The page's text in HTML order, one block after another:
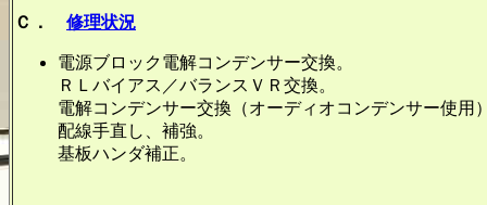
Ｃ． 修理状況
電源ブロック電解コンデンサー交換。
ＲＬバイアス／バランスＶＲ交換。
電解コンデンサー交換（オーディオコンデンサー使用
配線手直し、補強。
基板ハンダ補正。